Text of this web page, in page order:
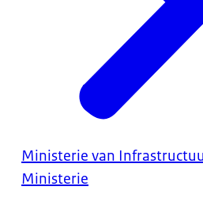
Ministerie van
Ministerie